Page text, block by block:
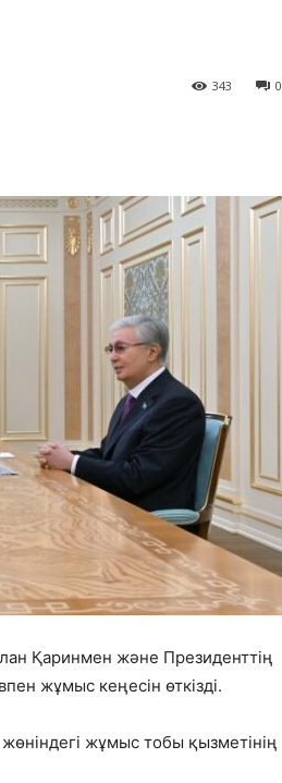
0
343
Қаринмен және Президенттің
жұмыс кеңесін өткізді.
жұмыс тобы қызметінің